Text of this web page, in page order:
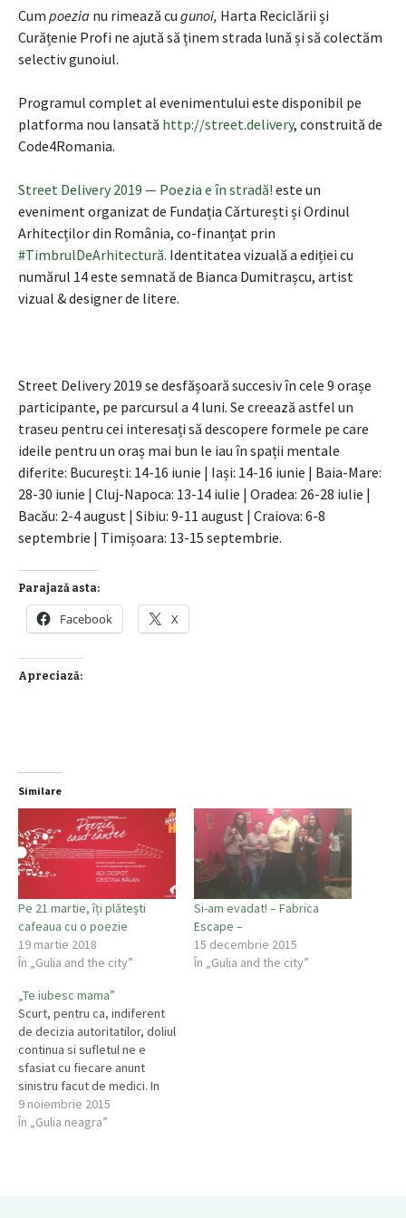
Cum poezia nu rimează cu gunoi, Harta Reciclării și
Curățenie Profi ne ajută să ținem strada lună și să colectăm
selectiv gunoiul.
Programul complet al evenimentului este disponibil pe
platforma nou lansată http://street.delivery, construită de
Code4Romania.
Street Delivery 2019 — Poezia e în stradă! este un
eveniment organizat de Fundația Cărturești și Ordinul
Arhitecților din România, co-finanțat prin
#TimbrulDeArhitectură. Identitatea vizuală a ediției cu
numărul 14 este semnată de Bianca Dumitrașcu, artist
vizual & designer de litere.
Street Delivery 2019 se desfășoară succesiv în cele 9 orașe
participante, pe parcursul a 4 luni. Se creează astfel un
traseu pentru cei interesați să descopere formele pe care
ideile pentru un oraș mai bun le iau în spații mentale
diferite: București: 14-16 iunie | Iași: 14-16 iunie | Baia-Mare:
28-30 iunie | Cluj-Napoca: 13-14 iulie | Oradea: 26-28 iulie |
Bacău: 2-4 august | Sibiu: 9-11 august | Craiova: 6-8
septembrie | Timișoara: 13-15 septembrie.
Parajază asta:
Facebook X
Apreciază:
Similare
Pe 21 martie, îți plătești
cafeaua cu o poezie
19 martie 2018
În „Gulia and the city”
Si-am evadat! – Fabrica
Escape –
15 decembrie 2015
În „Gulia and the city”
„Te iubesc mama”
Scurt, pentru ca, indiferent
de decizia autoritatilor, doliul
continua si sufletul ne e
sfasiat cu fiecare anunt
sinistru facut de medici. In
afara de solidaritate, e
nevoie de decenta si e
9 noiembrie 2015
În „Gulia neagra”